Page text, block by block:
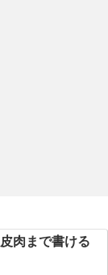
肉まで書ける